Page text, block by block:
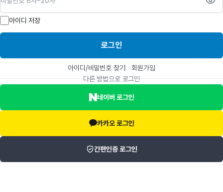
아이디 저장
로그인
아이디/비밀번호 찾기
회원가입
다른 방법으로 로그인
네이버 로그인
카카오 로그인
간편인증 로그인